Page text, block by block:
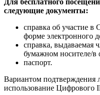
следующие документы:
справка об участие
форме электронного
справка, выдаваемая
бумажном носителе/в
паспорт.
Вариантом подтверждения
использование